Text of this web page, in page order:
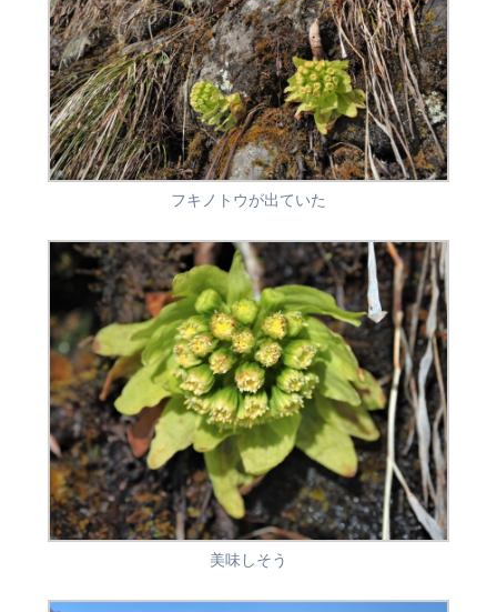
フキノトウが出ていた
美味しそう